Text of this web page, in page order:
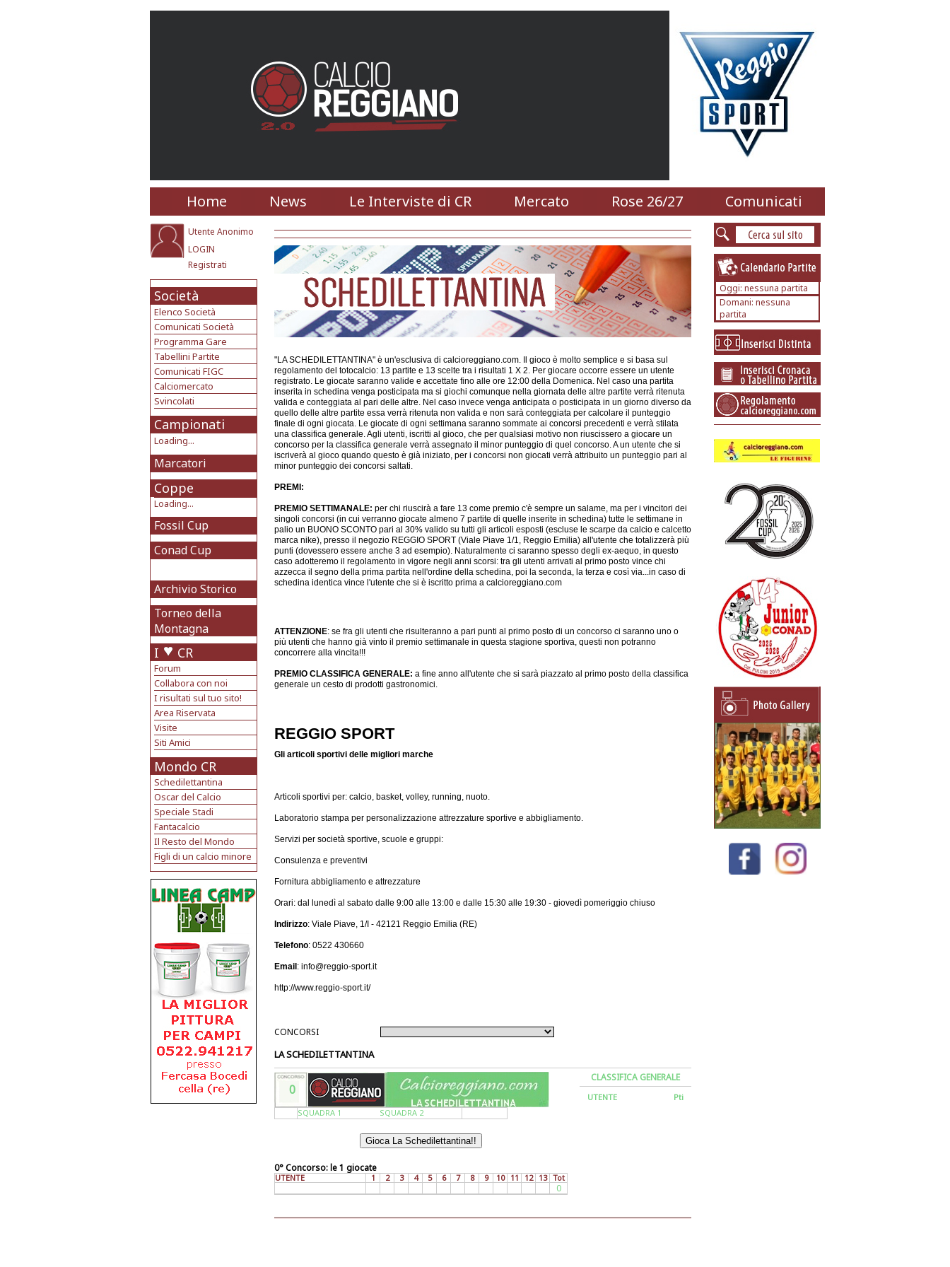
Home News Le Interviste di CR Mercato Rose 26/27 Comunicati
Utente Anonimo
LOGIN
Registrati
Società
Elenco Società
Comunicati Società
Programma Gare
Tabellini Partite
Comunicati FIGC
Calciomercato
Svincolati
Campionati
Loading...
Marcatori
Coppe
Loading...
Fossil Cup
Conad Cup
Archivio Storico
Torneo della
Montagna
I CR
Forum
Collabora con noi
I risultati sul tuo sito!
Area Riservata
Visite
Siti Amici
Mondo CR
Schedilettantina
Oscar del Calcio
Speciale Stadi
Fantacalcio
Il Resto del Mondo
Figli di un calcio minore
"LA SCHEDILETTANTINA" è un'esclusiva di calcioreggiano.com. Il gioco è molto semplice e si basa sul
regolamento del totocalcio: 13 partite e 13 scelte tra i risultati 1 X 2. Per giocare occorre essere un utente
registrato. Le giocate saranno valide e accettate fino alle ore 12:00 della Domenica. Nel caso una partita
inserita in schedina venga posticipata ma si giochi comunque nella giornata delle altre partite verrà ritenuta
valida e conteggiata al pari delle altre. Nel caso invece venga anticipata o posticipata in un giorno diverso da
quello delle altre partite essa verrà ritenuta non valida e non sarà conteggiata per calcolare il punteggio
finale di ogni giocata. Le giocate di ogni settimana saranno sommate ai concorsi precedenti e verrà stilata
una classifica generale. Agli utenti, iscritti al gioco, che per qualsiasi motivo non riuscissero a giocare un
concorso per la classifica generale verrà assegnato il minor punteggio di quel concorso. A un utente che si
iscriverà al gioco quando questo è già iniziato, per i concorsi non giocati verrà attribuito un punteggio pari al
minor punteggio dei concorsi saltati.
PREMI:
PREMIO SETTIMANALE: per chi riuscirà a fare 13 come premio c'è sempre un salame, ma per i vincitori dei
singoli concorsi (in cui verranno giocate almeno 7 partite di quelle inserite in schedina) tutte le settimane in
palio un BUONO SCONTO pari al 30% valido su tutti gli articoli esposti (escluse le scarpe da calcio e calcetto
marca nike), presso il negozio REGGIO SPORT (Viale Piave 1/1, Reggio Emilia) all'utente che totalizzerà più
punti (dovessero essere anche 3 ad esempio). Naturalmente ci saranno spesso degli ex-aequo, in questo
caso adotteremo il regolamento in vigore negli anni scorsi: tra gli utenti arrivati al primo posto vince chi
azzecca il segno della prima partita nell'ordine della schedina, poi la seconda, la terza e così via...in caso di
schedina identica vince l'utente che si è iscritto prima a calcioreggiano.com
ATTENZIONE: se fra gli utenti che risulteranno a pari punti al primo posto di un concorso ci saranno uno o
più utenti che hanno già vinto il premio settimanale in questa stagione sportiva, questi non potranno
concorrere alla vincita!!!
PREMIO CLASSIFICA GENERALE: a fine anno all'utente che si sarà piazzato al primo posto della classifica
generale un cesto di prodotti gastronomici.
REGGIO SPORT
Gli articoli sportivi delle migliori marche
Articoli sportivi per: calcio, basket, volley, running, nuoto.
Laboratorio stampa per personalizzazione attrezzature sportive e abbigliamento.
Servizi per società sportive, scuole e gruppi:
Consulenza e preventivi
Fornitura abbigliamento e attrezzature
Orari: dal lunedì al sabato dalle 9:00 alle 13:00 e dalle 15:30 alle 19:30 - giovedì pomeriggio chiuso
Indirizzo: Viale Piave, 1/I - 42121 Reggio Emilia (RE)
Telefono: 0522 430660
Email : info@reggio-sport.it
http://www.reggio-sport.it/
CONCORSI
LA SCHEDILETTANTINA
0
SQUADRA 1 SQUADRA 2
0° Concorso: le 1 giocate
UTENTE 1 2 3 4 5 6 7 8 9 10 11 12 13 Tot
0
CLASSIFICA GENERALE
UTENTE Pti
Oggi: nessuna partita
Domani: nessuna
partita